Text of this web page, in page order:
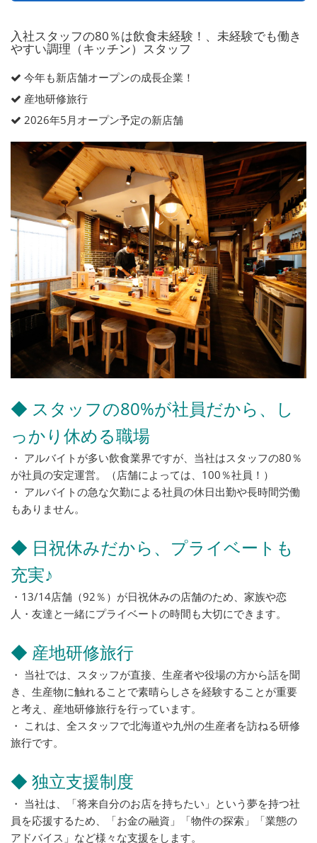
入社スタッフの80％は飲食未経験！、未経験でも働き
やすい調理（キッチン）スタッフ
今年も新店舗オープンの成長企業！
産地研修旅行
2026年5月オープン予定の新店舗
◆ スタッフの80%が社員だから、し
っかり休める職場
・ アルバイトが多い飲食業界ですが、当社はスタッフの80％
が社員の安定運営。（店舗によっては、100％社員！）
・ アルバイトの急な欠勤による社員の休日出勤や長時間労働
もありません。
◆ 日祝休みだから、プライベートも
充実♪
・13/14店舗（92％）が日祝休みの店舗のため、家族や恋
人・友達と一緒にプライベートの時間も大切にできます。
◆ 産地研修旅行
・ 当社では、スタッフが直接、生産者や役場の方から話を聞
き、生産物に触れることで素晴らしさを経験することが重要
と考え、産地研修旅行を行っています。
・ これは、全スタッフで北海道や九州の生産者を訪ねる研修
旅行です。
◆ 独立支援制度
・ 当社は、「将来自分のお店を持ちたい」という夢を持つ社
員を応援するため、「お金の融資」「物件の探索」「業態の
アドバイス」など様々な支援をします。